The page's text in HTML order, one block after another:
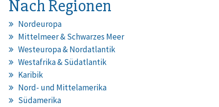
Nach Regionen
Nordeuropa
Mittelmeer & Schwarzes Meer
Westeuropa & Nordatlantik
Westafrika & Südatlantik
Karibik
Nord- und Mittelamerika
Südamerika